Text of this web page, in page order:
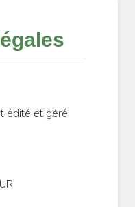
édité et géré